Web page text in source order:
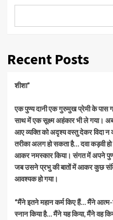
Recent Posts
शीशा”
एक पुण्य दानी एक गुरुमुख प्रेमी के पास
साथ में एक सूक्ष्म अहंकार भी ले गया।
आए व्यक्ति को अदृश्य वस्तु देकर विदा न
तरीका अलग हो सकता है… दवा कड़वी
आकर नमस्कार किया। संगत में अपने
जब उसने प्रभु की बातों में आकर कुछ
आवश्यक हो गया।
“मैंने इतने महान कर्म किए हैं… मैंने आत्म-
स्नान किया है… मैंने यह किया, मैंने वह